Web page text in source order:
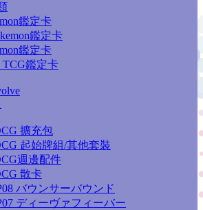
鑑定卡
鑑定卡
鑑定卡
TCG鑑定卡
擴充包
起始牌組/其他套裝
週邊配件
散卡
バウンサーバウンド
ディーヴァフィーバー